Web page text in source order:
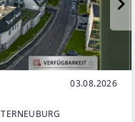
03.08.2026